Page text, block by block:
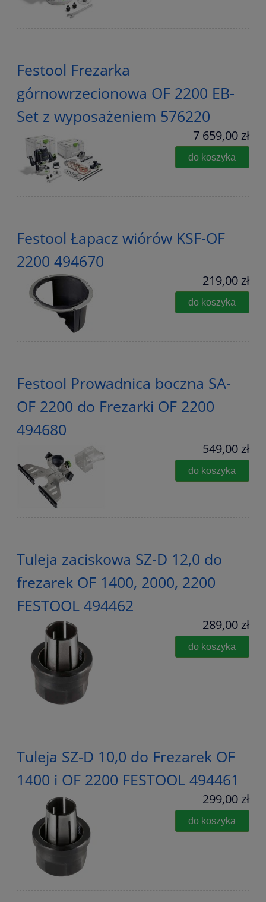
Festool Frezarka
górnowrzecionowa OF 2200 EB-
Set z wyposażeniem 576220
7 659,00 zł
do koszyka
Festool Łapacz wiórów KSF-OF
2200 494670
219,00 zł
do koszyka
Festool Prowadnica boczna SA-
OF 2200 do Frezarki OF 2200
494680
549,00 zł
do koszyka
Tuleja zaciskowa SZ-D 12,0 do
frezarek OF 1400, 2000, 2200
FESTOOL 494462
289,00 zł
do koszyka
Tuleja SZ-D 10,0 do Frezarek OF
1400 i OF 2200 FESTOOL 494461
299,00 zł
do koszyka